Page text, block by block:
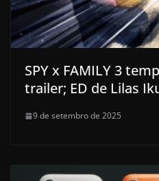
SPY x FAMILY 3
trailer; ED de Lilas
9 de setembro de 2025